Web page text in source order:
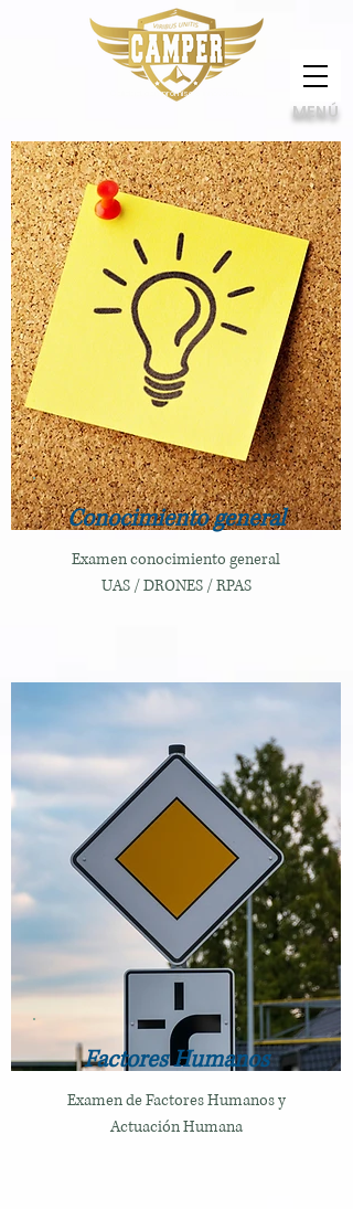
Calidad, compromiso e innovación
MENÚ
Conocimiento general
Examen conocimiento general
UAS / DRONES / RPAS
Factores Humanos
Examen de Factores Humanos y
Actuación Humana